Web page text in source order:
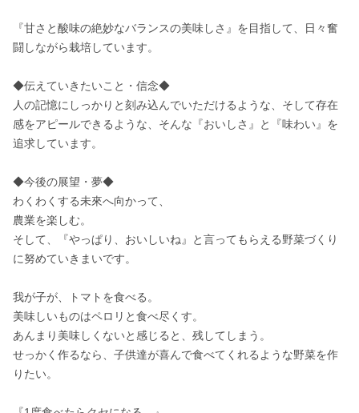
『甘さと酸味の絶妙なバランスの美味しさ』を目指して、日々奮
闘しながら栽培しています。
◆伝えていきたいこと・信念◆
人の記憶にしっかりと刻み込んでいただけるような、そして存在
感をアピールできるような、そんな『おいしさ』と『味わい』を
追求しています。
◆今後の展望・夢◆
わくわくする未來へ向かって、
農業を楽しむ。
そして、『やっぱり、おいしいね』と言ってもらえる野菜づくり
に努めていきまいです。
我が子が、トマトを食べる。
美味しいものはペロリと食べ尽くす。
あんまり美味しくないと感じると、残してしまう。
せっかく作るなら、子供達が喜んで食べてくれるような野菜を作
りたい。